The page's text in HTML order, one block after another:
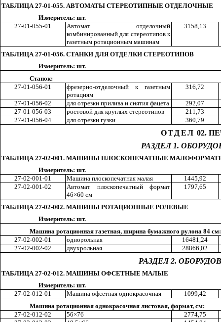
ТАБЛИЦА 27-01-055. АВТОМАТЫ СТЕРЕОТИПНЫЕ ОТДЕЛОЧНЫЕ
Измеритель: шт.
27-01-055-01
Автомат отделочный
комбинированный для стереотипов к
газетным ротационным машинам
3158,13
ТАБЛИЦА 27-01-056. СТАНКИ ДЛЯ ОТДЕЛКИ СТЕРЕОТИПОВ
Измеритель: шт.
Станок:
27-01-056-01
фрезерно-отделочный к газетным
ротациям
316,72
27-01-056-02 для отрезки прилива и снятия фацета 292,07
27-01-056-03
ростовой для круглых стереотипов 211,73
27-01-056-04
для отрезки гузки 360,79
ОТДЕЛ 02.
РАЗДЕЛ 1.
ТАБЛИЦА 27-02-001. МАШИНЫ ПЛОСКОПЕЧАТНЫЕ
Измеритель: шт.
27-02-001-01
Машина плоскопечатная малая 1445,92
27-02-001-02
Автомат плоскопечатный формат
46×60 см
1797,65
ТАБЛИЦА 27-02-002. МАШИНЫ РОТАЦИОННЫЕ РОЛЕВЫЕ
Измеритель: шт.
Машина ротационная газетная, ширина бумажного рулона 84 см:
27-02-002-01
однорольная 16481,24
27-02-002-02
двухрольная 28866,02
РАЗДЕЛ 2.
ТАБЛИЦА 27-02-012. МАШИНЫ ОФСЕТНЫЕ МАЛЫЕ
Измеритель: шт.
27-02-012-01
Машина офсетная однокрасочная 1099,42
Машина ротационная однокрасочная листовая, формат, см:
27-02-012-02
56×76 2774,75